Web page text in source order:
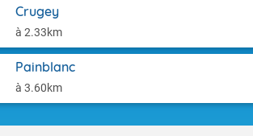
Crugey
à 2.33km
Painblanc
à 3.60km
pays en
sur la
la chaine
par
nuageuse
Midi-